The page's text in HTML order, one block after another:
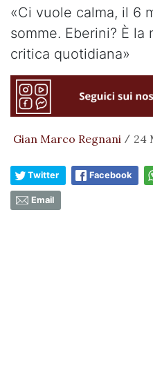
«Ci vuole calma, il 6
somme. Eberini? È la
critica quotidiana»
Gian Marco Regnani / 24
Twitter Facebook
Email